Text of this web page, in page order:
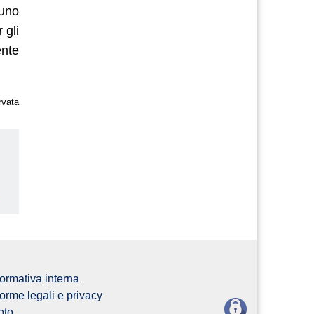
gli
interna
legali e privacy